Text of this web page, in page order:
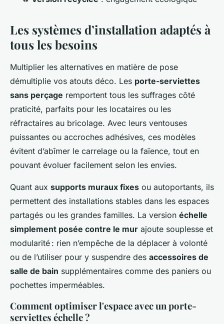
Les systèmes d’installation adaptés à
tous les besoins
Multiplier les alternatives en matière de pose
démultiplie vos atouts déco. Les porte-serviettes
sans perçage remportent tous les suffrages côté
praticité, parfaits pour les locataires ou les
réfractaires au bricolage. Avec leurs ventouses
puissantes ou accroches adhésives, ces modèles
évitent d’abîmer le carrelage ou la faïence, tout en
pouvant évoluer facilement selon les envies.
Quant aux supports muraux fixes ou autoportants, ils
permettent des installations stables dans les espaces
partagés ou les grandes familles. La version échelle
simplement posée contre le mur ajoute souplesse et
modularité : rien n’empêche de la déplacer à volonté
ou de l’utiliser pour y suspendre des accessoires de
salle de bain supplémentaires comme des paniers ou
pochettes imperméables.
Comment optimiser l'espace avec un porte-
serviettes échelle ?